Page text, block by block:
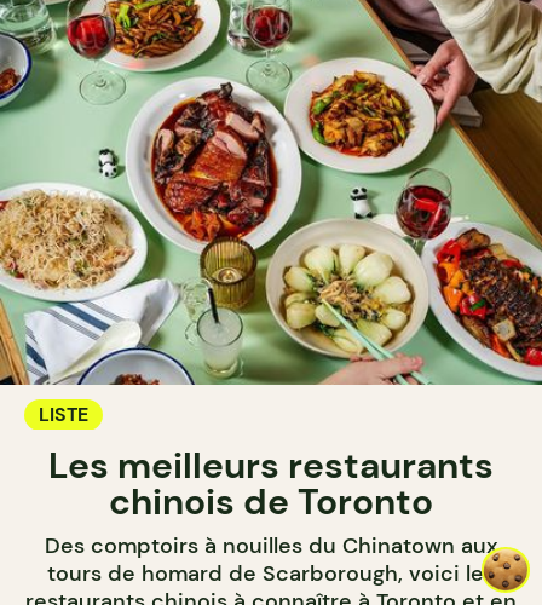
LISTE
Les meilleurs restaurants
chinois de Toronto
Des comptoirs à nouilles du Chinatown aux
tours de homard de Scarborough, voici les